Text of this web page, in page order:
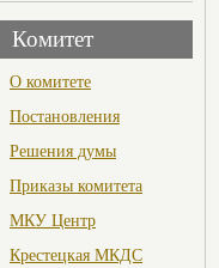
Комитет
О комитете
Постановления
Решения думы
Приказы комитета
МКУ Центр
Крестецкая МКДС